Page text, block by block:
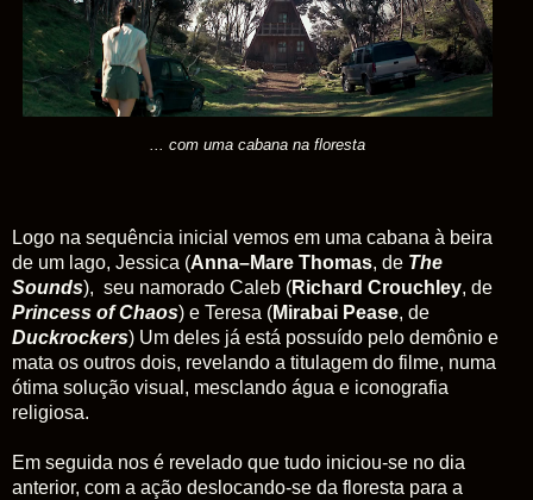
... com uma cabana na floresta
Logo na sequência inicial vemos em uma cabana à beira
de um lago, Jessica (Anna–Mare Thomas, de The
Sounds), seu namorado Caleb (Richard Crouchley, de
Princess of Chaos) e Teresa (Mirabai Pease, de
Duckrockers) Um deles já está possuído pelo demônio e
mata os outros dois, revelando a titulagem do filme, numa
ótima solução visual, mesclando água e iconografia
religiosa.
Em seguida nos é revelado que tudo iniciou-se no dia
anterior, com a ação deslocando-se da floresta para a